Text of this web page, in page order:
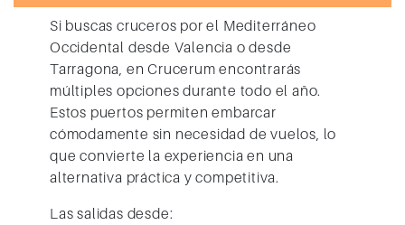
Si buscas cruceros por el Mediterráneo
Occidental desde Valencia odesde
Tarragona , en Crucerum encontrarás
múltiples opciones durante todo el año.
Estos puertos permiten embarcar
cómodamente sin necesidad de vuelos, lo
que convierte la experiencia en una
alternativa práctica y competitiva.
Las salidas desde: